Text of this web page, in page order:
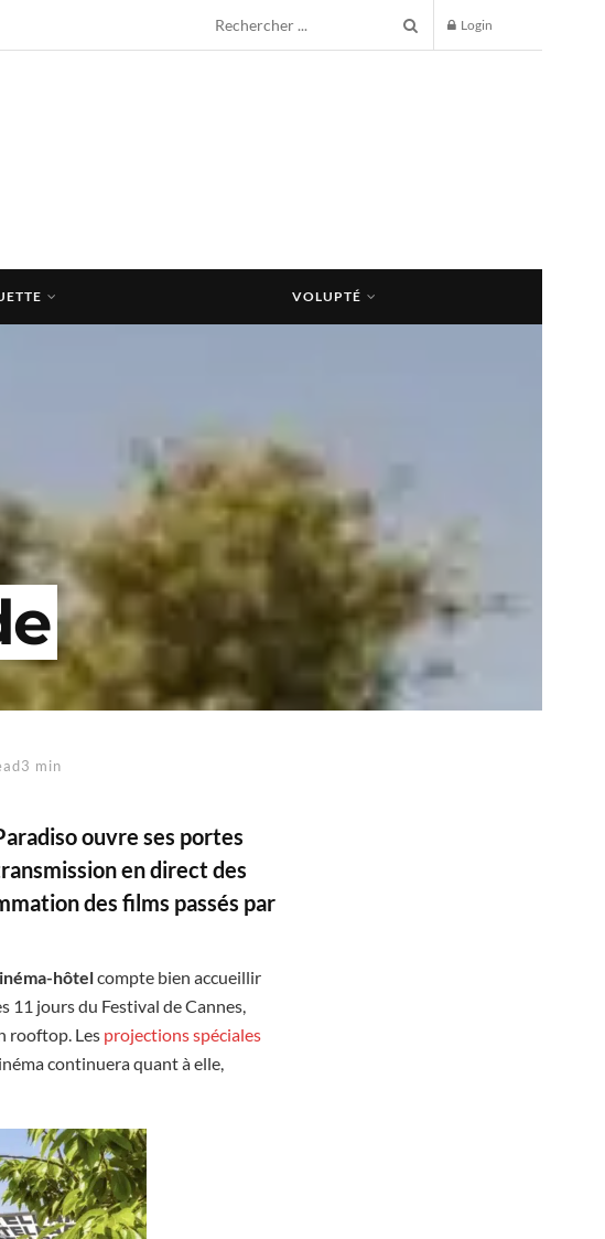
Login
VOLUPTÉ
min
ouvre ses portes
en direct des
des films passés par
hôtelcompte bien accueillir
11 jours du Festival de Cannes,
rooftop. Les projections spéciales
continuera quant à elle,